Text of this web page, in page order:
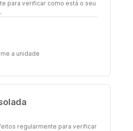
para verificar como está o seu
a unidade
regularmente para verificar